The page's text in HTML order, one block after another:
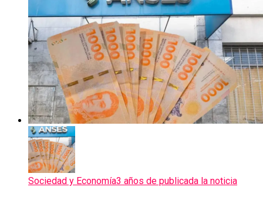
Sociedad y Economía3 años de publicada la noticia